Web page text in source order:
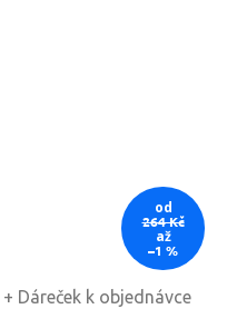
od
264 Kč
až
–1 %
+ Dáreček k objednávce